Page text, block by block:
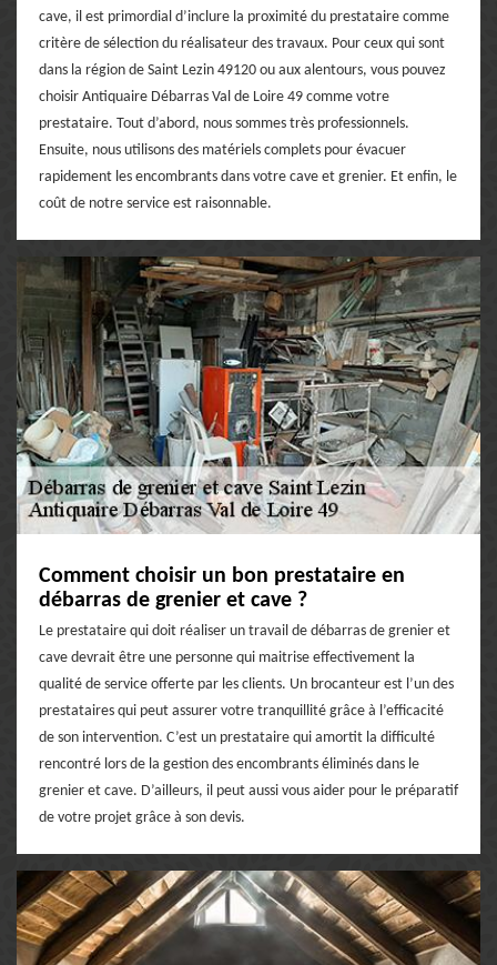
cave, il est primordial d’inclure la proximité du prestataire comme
critère de sélection du réalisateur des travaux. Pour ceux qui sont
dans la région de Saint Lezin 49120 ou aux alentours, vous pouvez
choisir Antiquaire Débarras Val de Loire 49 comme votre
prestataire. Tout d’abord, nous sommes très professionnels.
Ensuite, nous utilisons des matériels complets pour évacuer
rapidement les encombrants dans votre cave et grenier. Et enfin, le
coût de notre service est raisonnable.
Comment choisir un bon prestataire en
débarras de grenier et cave ?
Le prestataire qui doit réaliser un travail de débarras de grenier et
cave devrait être une personne qui maitrise effectivement la
qualité de service offerte par les clients. Un brocanteur est l’un des
prestataires qui peut assurer votre tranquillité grâce à l’efficacité
de son intervention. C’est un prestataire qui amortit la difficulté
rencontré lors de la gestion des encombrants éliminés dans le
grenier et cave. D’ailleurs, il peut aussi vous aider pour le préparatif
de votre projet grâce à son devis.